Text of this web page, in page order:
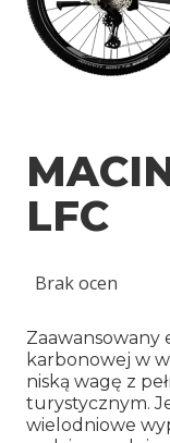
LFC
Brak ocen
Zaawansowany
karbonowej w
niską wagę z
turystycznym.
wielodniowe